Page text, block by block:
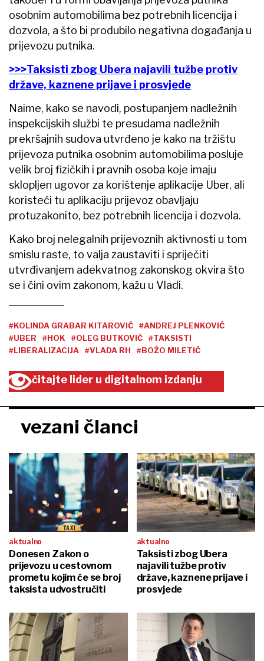
osobnim automobilima bez potrebnih licencija i
dozvola, a što bi produbilo negativna događanja u
prijevozu putnika.
>>>Taksisti zbog Ubera najavili tužbe protiv
države, kaznene prijave i prosvjede
Naime, kako se navodi, postupanjem nadležnih
inspekcijskih službi te presudama nadležnih
prekršajnih sudova utvrđeno je kako na tržištu
prijevoza putnika osobnim automobilima posluje
velik broj fizičkih i pravnih osoba koje imaju
sklopljen ugovor za korištenje aplikacije Uber, ali
koristeći tu aplikaciju prijevoz obavljaju
protuzakonito, bez potrebnih licencija i dozvola.
Kako broj nelegalnih prijevoznih aktivnosti u tom
smislu raste, to valja zaustaviti i spriječiti
utvrđivanjem adekvatnog zakonskog okvira što
se i čini ovim zakonom, kažu u Vladi.
#KOLINDA GRABAR KITAROVIĆ
#ANDREJ PLENKOVIĆ
#UBER
#HOK #OLEG BUTKOVIĆ
#TAKSISTI
#LIBERALIZACIJA
#VLADA RH #BOŽO MILETIĆ
čitajte lider u digitalnom izdanju
vezani članci
aktualno
Donesen Zakon o
prijevozu u cestovnom
prometu kojim će se broj
taksista udvostručiti
aktualno
Taksisti zbog Ubera
najavili tužbe protiv
države, kaznene prijave i
prosvjede